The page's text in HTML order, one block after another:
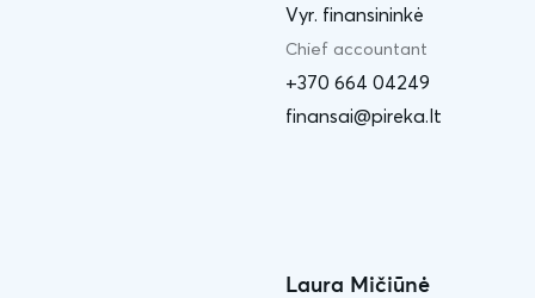
Vyr. finansininkė
Chief accountant
+370 664 04249
finansai@pireka.lt
Laura Mičiūnė